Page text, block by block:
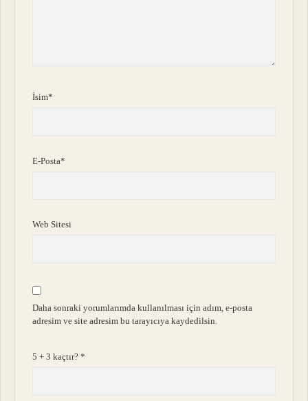
İsim*
E-Posta*
Web Sitesi
Daha sonraki yorumlarımda kullanılması için adım, e-posta
adresim ve site adresim bu tarayıcıya kaydedilsin.
5 + 3 kaçtır?*